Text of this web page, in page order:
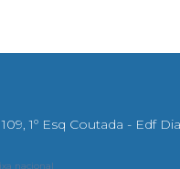
1º Esq Coutada - Edf
nacional